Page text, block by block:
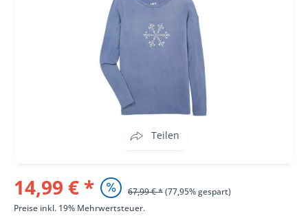
Teilen
14,99 € * 67,99 € *(77,95% gespart)
Preise inkl. 19% Mehrwertsteuer.